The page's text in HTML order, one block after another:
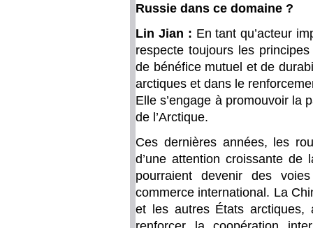
Russie dans ce domaine ?
Lin Jian : En tant qu’acteur
respecte toujours les
de bénéfice mutuel et de
arctiques et dans le
Elle s’engage à promouvoir la
de l’Arctique.
Ces dernières années, les
d’une attention croissante
pourraient devenir des
commerce international. La
et les autres États arctiques,